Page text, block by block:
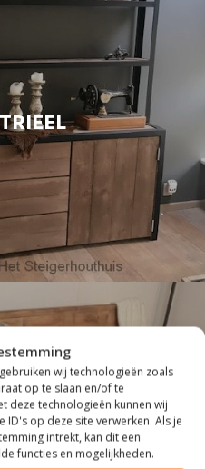
wij technologieën zoals
op te slaan en/of te
deze technologieën kunnen wij
ID's op deze site verwerken. Als je
intrekt, kan dit een
functies en mogelijkheden.